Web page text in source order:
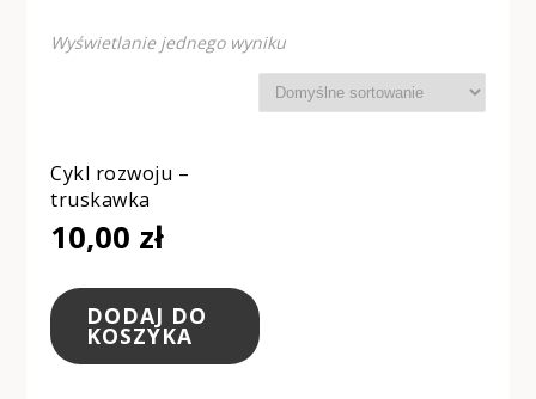
Wyświetlanie jednego wyniku
Cykl rozwoju –
truskawka
10,00 zł
DODAJ DO
KOSZYKA